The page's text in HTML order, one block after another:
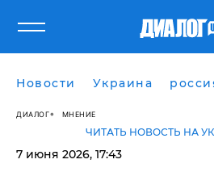
Новости Украина
ДИАЛОГ МНЕНИЕ
ЧИТАТЬ НОВОСТЬ НА
7 июня 2026, 17:43